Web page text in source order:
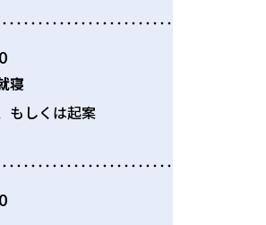
寝
もしくは起案